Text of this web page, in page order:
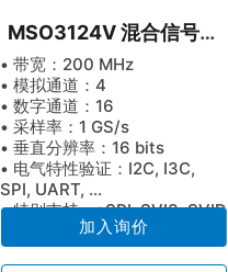
MSO3124V 混合信号示
波器
• 带宽：200 MHz
• 模拟通道：4
• 数字通道：16
• 采样率：1 GS/s
• 垂直分辨率：16 bits
• 电气特性验证：I2C, I3C,
SPI, UART, ...
• 特别支持：eSPI, SVI3, SVID
加入询价